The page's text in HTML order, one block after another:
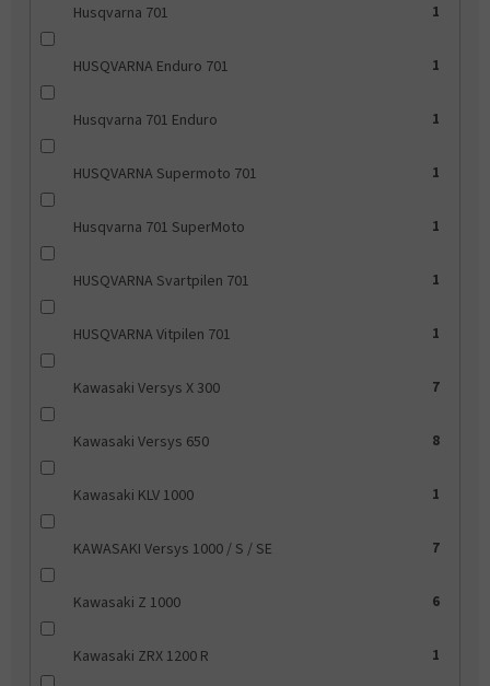
Husqvarna 701 1
HUSQVARNA Enduro 701 1
Husqvarna 701 Enduro 1
HUSQVARNA Supermoto 701 1
Husqvarna 701 SuperMoto 1
HUSQVARNA Svartpilen 701 1
HUSQVARNA Vitpilen 701 1
Kawasaki Versys X 300 7
Kawasaki Versys 650 8
Kawasaki KLV 1000 1
KAWASAKI Versys 1000 / S / SE 7
Kawasaki Z 1000 6
Kawasaki ZRX 1200 R 1